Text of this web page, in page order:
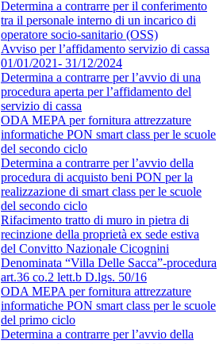
Determina a contrarre per il conferimento
tra il personale interno di un incarico di
operatore socio-sanitario (OSS)
Avviso per l’affidamento servizio di cassa
01/01/2021- 31/12/2024
Determina a contrarre per l’avvio di una
procedura aperta per l’affidamento del
servizio di cassa
ODA MEPA per fornitura attrezzature
informatiche PON smart class per le scuole
del secondo ciclo
Determina a contrarre per l’avvio della
procedura di acquisto beni PON per la
realizzazione di smart class per le scuole
del secondo ciclo
Rifacimento tratto di muro in pietra di
recinzione della proprietà ex sede estiva
del Convitto Nazionale Cicognini
Denominata “Villa Delle Sacca”-procedura
art.36 co.2 lett.b D.lgs. 50/16
ODA MEPA per fornitura attrezzature
informatiche PON smart class per le scuole
del primo ciclo
Determina a contrarre per l’avvio della